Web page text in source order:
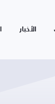
الأخبار